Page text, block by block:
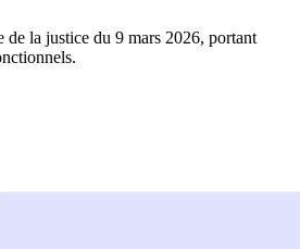
de la justice du 9 mars 2026, portant